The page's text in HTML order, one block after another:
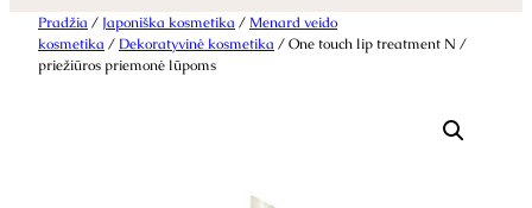
prie
turinio
Pradžia / Japoniška kosmetika / Menard veido
kosmetika / Dekoratyvinė kosmetika / One touch lip treatment N /
priežiūros priemonė lūpoms